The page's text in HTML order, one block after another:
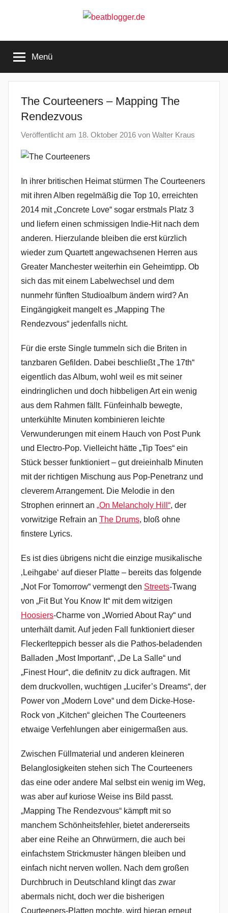
beatblogger.de
the
beat
goes
Menü
The Courteeners – Mapping The
Rendezvous
Veröffentlicht am 18. Oktober 2016 von Walter Kraus
In ihrer britischen Heimat stürmen The Courteeners
mit ihren Alben regelmäßig die Top 10, erreichten
2014 mit „Concrete Love“ sogar erstmals Platz 3
und liefern einen schmissigen Indie-Hit nach dem
anderen. Hierzulande bleiben die erst kürzlich
wieder zum Quartett angewachsenen Herren aus
Greater Manchester weiterhin ein Geheimtipp. Ob
sich das mit einem Labelwechsel und dem
nunmehr fünften Studioalbum ändern wird? An
Eingängigkeit mangelt es „Mapping The
Rendezvous“ jedenfalls nicht.
Für die erste Single tummeln sich die Briten in
tanzbaren Gefilden. Dabei beschließt „The 17th“
eigentlich das Album, wohl weil es mit seiner
eindringlichen und doch hibbeligen Art ein wenig
aus dem Rahmen fällt. Fünfeinhalb bewegte,
unterkühlte Minuten kombinieren leichte
Verwunderungen mit einem Hauch von Post Punk
und Electro-Pop. Vielleicht hätte „Tip Toes“ ein
Stück besser funktioniert – gut dreieinhalb Minuten
mit der richtigen Mischung aus Pop-Penetranz und
cleverem Arrangement. Die Melodie in den
Strophen erinnert an „On Melancholy Hill“, der
vorwitzige Refrain an The Drums, bloß ohne
finstere Lyrics.
Es ist dies übrigens nicht die einzige musikalische
‚Leihgabe‘ auf dieser Platte – bereits das folgende
„Not For Tomorrow“ vermengt den Streets-Twang
von „Fit But You Know It“ mit dem witzigen
Hoosiers-Charme von „Worried About Ray“ und
unterhält damit. Auf jeden Fall funktioniert dieser
Fleckerlteppich besser als die Pathos-beladenden
Balladen „Most Important“, „De La Salle“ und
„Finest Hour“, die definitv zu dick auftragen. Mit
dem druckvollen, wuchtigen „Lucifer’s Dreams“, der
Power von „Modern Love“ und dem Dicke-Hose-
Rock von „Kitchen“ gleichen The Courteeners
etwaige Verfehlungen aber einigermaßen aus.
Zwischen Füllmaterial und anderen kleineren
Belanglosigkeiten stehen sich The Courteeners
das eine oder andere Mal selbst ein wenig im Weg,
was aber auf kuriose Weise ins Bild passt.
„Mapping The Rendezvous“ kämpft mit so
manchem Schönheitsfehler, bietet andererseits
aber eine Reihe an Ohrwürmern, die auch bei
einfachstem Strickmuster hängen bleiben und
einfach nicht nerven wollen. Nach dem großen
Durchbruch in Deutschland klingt das zwar
abermals nicht, doch wer die bisherigen
Courteeners-Platten mochte, wird hieran erneut